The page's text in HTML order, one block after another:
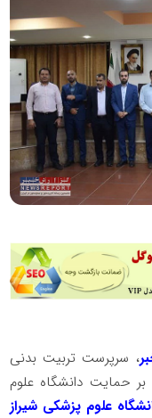
، سرپرست تربیت بدنی
حمایت دانشگاه علوم
علوم پزشکی شیراز